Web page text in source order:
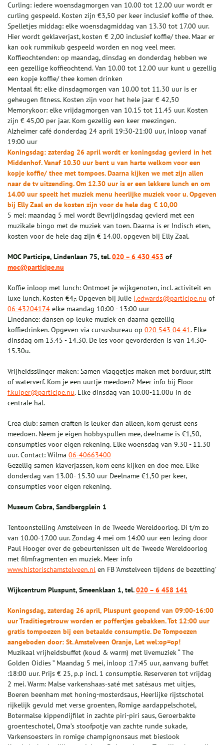
Curling: iedere woensdagmorgen van 10.00 tot 12.00 uur wordt er
curling gespeeld. Kosten zijn €3,50 per keer inclusief koffie of thee.
Spelletjes middag: elke woensdagmiddag van 13.30 tot 17.00 uur.
Hier wordt geklaverjast, kosten € 2,00 inclusief koffie/ thee. Maar er
kan ook rummikub gespeeld worden en nog veel meer.
Koffieochtenden: op maandag, dinsdag en donderdag hebben we
een gezellige koffieochtend. Van 10.00 tot 12.00 uur kunt u gezellig
een kopje koffie/ thee komen drinken
Mentaal fit: elke dinsdagmorgen van 10.00 tot 11.30 uur is er
geheugen fitness. Kosten zijn voor het hele jaar € 42,50
Memorykoor: elke vrijdagmorgen van 10.15 tot 11.45 uur. Kosten
zijn € 45,00 per jaar. Kom gezellig een keer meezingen.
Alzheimer café donderdag 24 april 19:30-21:00 uur, inloop vanaf
19:00 uur
Koningsdag: zaterdag 26 april wordt er koningsdag gevierd in het
Middenhof. Vanaf 10.30 uur bent u van harte welkom voor een
kopje koffie/ thee met tompoes. Daarna kijken we met zijn allen
naar de tv uitzending. Om 12.30 uur is er een lekkere lunch en om
14.00 uur speelt het muziek menu heerlijke muziek voor u. Opgeven
bij Elly Zaal en de kosten zijn voor de hele dag € 10,00
5 mei: maandag 5 mei wordt Bevrijdingsdag gevierd met een
muzikale bingo met de muziek van toen. Daarna is er Indisch eten,
kosten voor de hele dag zijn € 14.00. opgeven bij Elly Zaal.
MOC Participe, Lindenlaan 75, tel.020 – 6 430 453 of
moc@participe.nu
Koffie inloop met lunch: Ontmoet je wijkgenoten, incl. activiteit en
luxe lunch. Kosten €4,-. Opgeven bij Julie j.edwards@participe.nu of
06-43204174 elke maandag 10:00 - 13:00 uur
Linedance: dansen op leuke muziek en daarna gezellig
koffiedrinken. Opgeven via cursusbureau op 020 543 04 41. Elke
dinsdag om 13.45 - 14.30. De les voor gevorderden is van 14.30-
15.30u.
Vrijheidsslinger maken: Samen vlaggetjes maken met borduur, stift
of waterverf. Kom je een uurtje meedoen? Meer info bij Floor
f.kuiper@participe.nu. Elke dinsdag van 10.00-11.00u in de
centrale hal.
Crea club: samen craften is leuker dan alleen, kom gerust eens
meedoen. Neem je eigen hobbyspullen mee, deelname is €1,50,
consumpties voor eigen rekening. Elke woensdag van 9.30 - 11.30
uur. Contact: Wilma 06-40663400
Gezellig samen klaverjassen, kom eens kijken en doe mee. Elke
donderdag van 13.00- 15.30 uur Deelname €1,50 per keer,
consumpties voor eigen rekening.
Museum Cobra, Sandbergplein 1
Tentoonstelling Amstelveen in de Tweede Wereldoorlog. Di t/m zo
van 10.00-17.00 uur. Zondag 4 mei om 14:00 uur een lezing door
Paul Hooger over de gebeurtenissen uit de Tweede Wereldoorlog
met filmfragmenten en muziek. Meer info
www.historischamstelveen.nl en FB 'Amstelveen tijdens de bezetting’
Wijkcentrum Pluspunt, Smeenklaan 1, tel.020 – 6 458 141
Koningsdag, zaterdag 26 april, Pluspunt geopend van 09:00-16:00
uur Traditiegetrouw worden er poffertjes gebakken. Tot 12:00 uur
gratis tompoezen bij een betaalde consumptie. De Tompoezen
aangeboden door: St. Amstelveen Oranje, Let wel:op=op!
Muzikaal vrijheidsbuffet (koud & warm) met livemuziek “ The
Golden Oidies ” Maandag 5 mei, inloop :17:45 uur, aanvang buffet
:18:00 uur. Prijs € 25, p.p incl. 1 consumptie. Reserveren tot vrijdag
2 mei. Warm: Malse varkenshaas-saté met satésaus met uitjes,
Boeren beenham met honing-mosterdsaus, Heerlijke rijstschotel
rijkelijk gevuld met verse groenten, Romige aardappelschotel,
Botermalse kippendijfilet in zachte piri-piri saus, Geroerbakte
groenteschotel, Oma’s stoofpotje van zachte runde sukade,
Varkensoesters in romige champignonsaus met bieslook